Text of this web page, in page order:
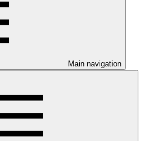
Main navigation